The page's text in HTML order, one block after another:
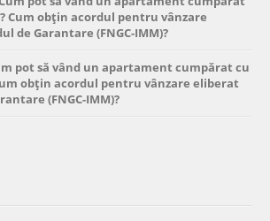
Cum obțin acordul pentru vânzare
de Garantare (FNGC-IMM)?
pot să vând un apartament cumpărat cu
obțin acordul pentru vânzare eliberat
(FNGC-IMM)?